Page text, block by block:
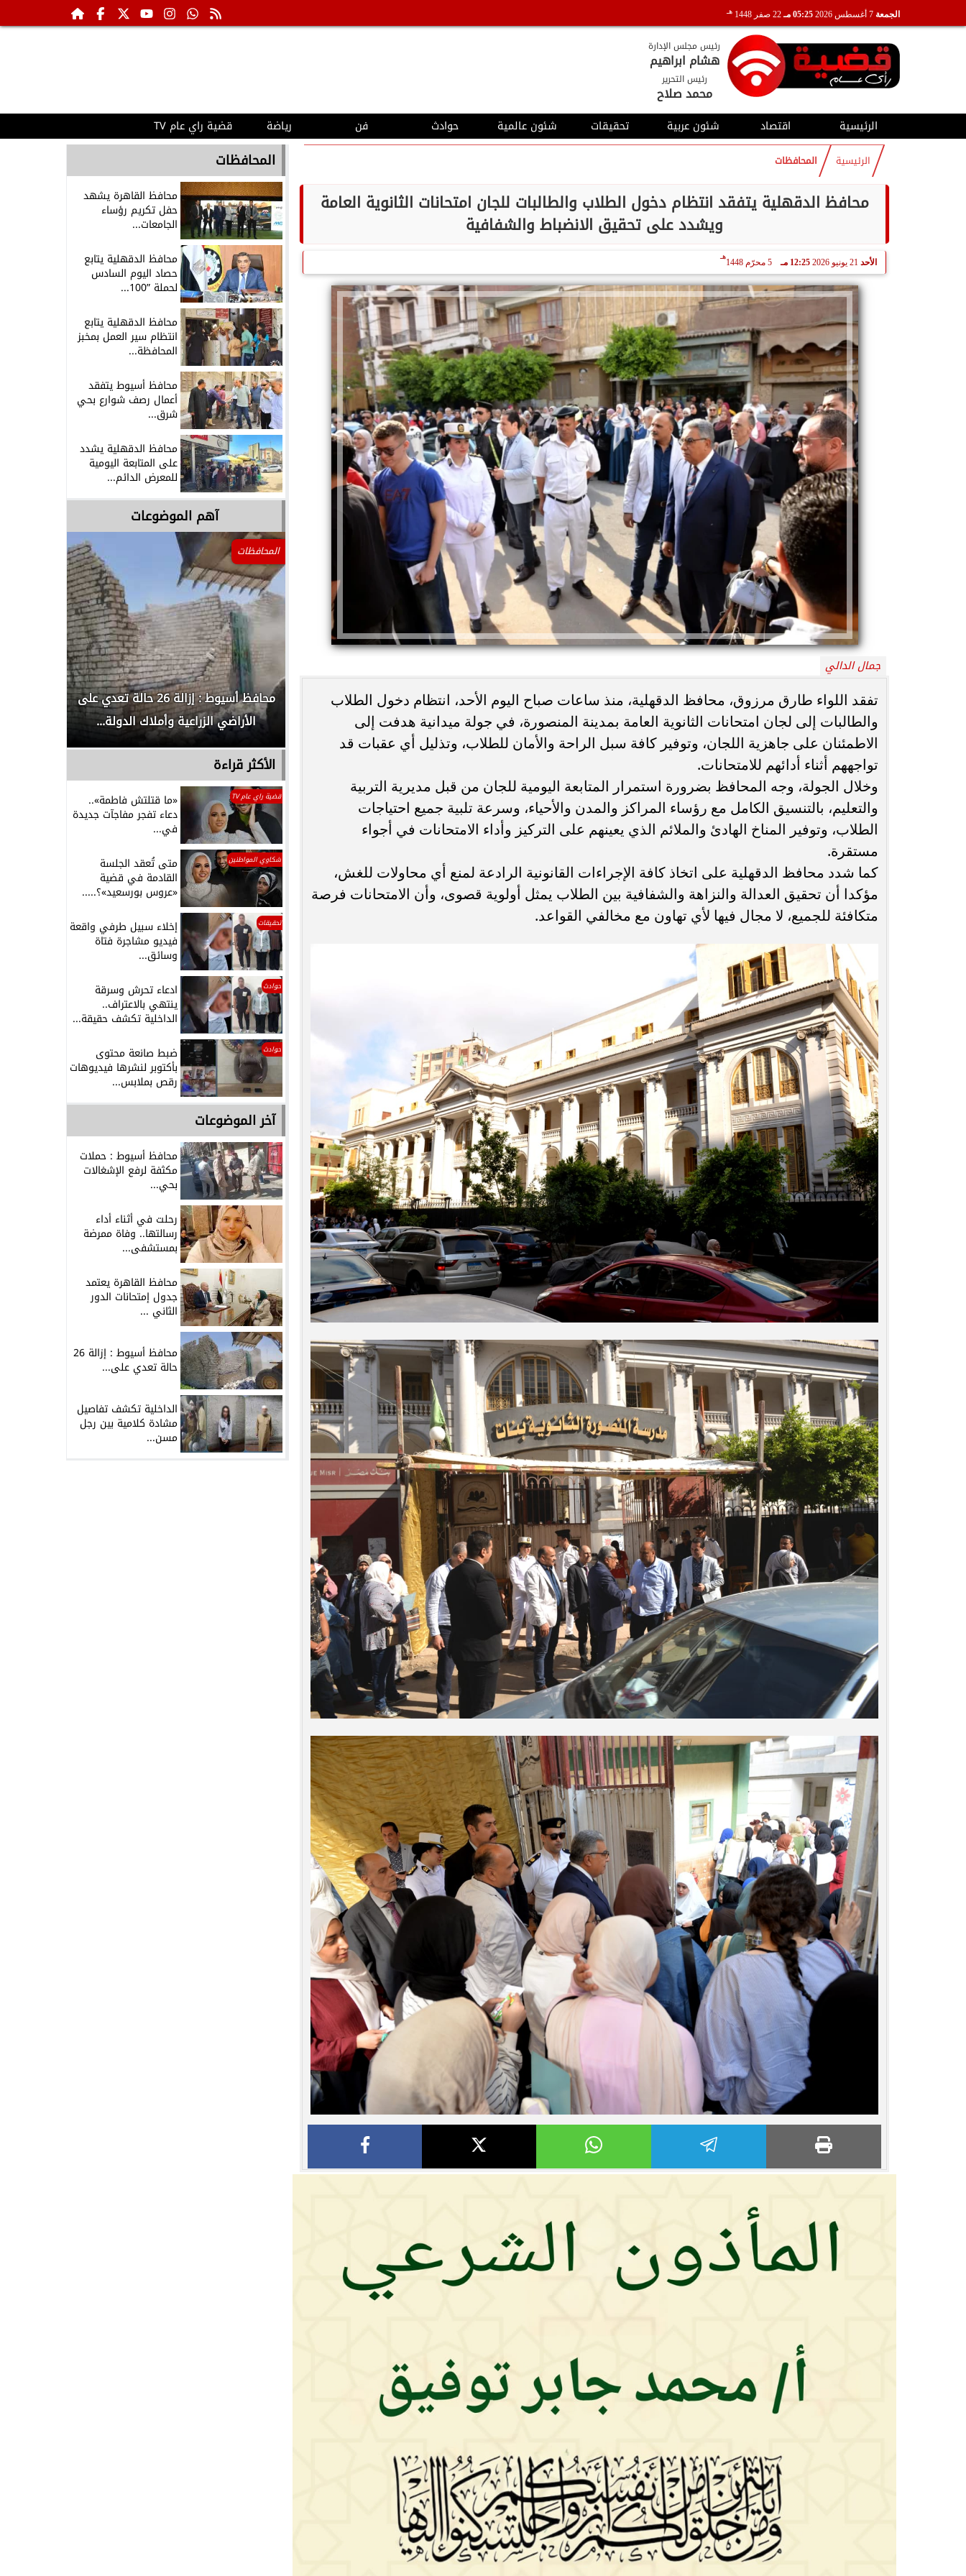
الجمعة 05:25 مـ 22 صفر 1448 هـ
رئيس مجلس الإدارة
هشام ابراهيم
رئيس التحرير
محمد صلاح
الرئيسية اقتصاد شئون عربية تحقيقات شئون عالمية حوادث فن رياضة قضية راي عام TV
الرئيسية المحافظات
محافظ الدقهلية يتفقد انتظام دخول الطلاب والطالبات للجان امتحانات الثانوية العامة
ويشدد على تحقيق الانضباط والشفافية
الأحد 21 يونيو 2026 12:25 مـ 5 محرّم 1448
هـ
جمال الدالي
تفقد اللواء طارق مرزوق، محافظ الدقهلية، منذ ساعات صباح اليوم الأحد، انتظام دخول الطلاب
والطالبات إلى لجان امتحانات الثانوية العامة بمدينة المنصورة، في جولة ميدانية هدفت إلى
الاطمئنان على جاهزية اللجان، وتوفير كافة سبل الراحة والأمان للطلاب، وتذليل أي عقبات قد
تواجههم أثناء أدائهم للامتحانات.
وخلال الجولة، وجه المحافظ بضرورة استمرار المتابعة اليومية للجان من قبل مديرية التربية
والتعليم، بالتنسيق الكامل مع رؤساء المراكز والمدن والأحياء، وسرعة تلبية جميع احتياجات
الطلاب، وتوفير المناخ الهادئ والملائم الذي يعينهم على التركيز وأداء الامتحانات في أجواء
مستقرة.
كما شدد محافظ الدقهلية على اتخاذ كافة الإجراءات القانونية الرادعة لمنع أي محاولات للغش،
مؤكدا أن تحقيق العدالة والنزاهة والشفافية بين الطلاب يمثل أولوية قصوى، وأن الامتحانات فرصة
متكافئة للجميع، لا مجال فيها لأي تهاون مع مخالفي القواعد.
المحافظات
محافظ القاهرة يشهد
حفل تكريم رؤساء
الجامعات...
محافظ الدقهلية يتابع
حصاد اليوم السادس
لحملة ”100...
محافظ الدقهلية يتابع
انتظام سير العمل بمخبز
المحافظة...
محافظ أسيوط يتفقد
أعمال رصف شوارع بحي
شرق...
محافظ الدقهلية يشدد
على المتابعة اليومية
للمعرض الدائم...
آهم الموضوعات
محافظ أسيوط : حملات مكثفة لرفع
الإشغالات بحي شرق لإعادة الانضباط
وتحقيق...
رحلت في أثناء أداء رسالتها.. وفاة ممرضة
بمستشفى بني عبيد والأهالي ينعونها
محافظ القاهرة يعتمد جدول إمتحانات الدور
الثاني للعام الدراسي ٢٠٢٥...
المحافظات
محافظ أسيوط : إزالة 26 حالة تعدي على
الأراضي الزراعية وأملاك الدولة...
الأكثر قراءة
قضية راي عام TV «ما قتلتش فاطمة»..
دعاء تفجر مفاجآت جديدة
في...
شكاوي المواطنين متى تُعقد الجلسة
القادمة في قضية
«عروس بورسعيد»؟.....
تحقيقات إخلاء سبيل طرفي واقعة
فيديو مشاجرة فتاة
وسائق...
حوادث ادعاء تحرش وسرقة
ينتهي بالاعتراف..
الداخلية تكشف حقيقة...
حوادث ضبط صانعة محتوى
بأكتوبر لنشرها فيديوهات
رقص بملابس...
آخر الموضوعات
محافظ أسيوط : حملات
مكثفة لرفع الإشغالات
بحي...
رحلت في أثناء أداء
رسالتها.. وفاة ممرضة
بمستشفى...
محافظ القاهرة يعتمد
جدول إمتحانات الدور
الثاني ...
محافظ أسيوط : إزالة 26
حالة تعدي على...
الداخلية تكشف تفاصيل
مشادة كلامية بين رجل
مسن...